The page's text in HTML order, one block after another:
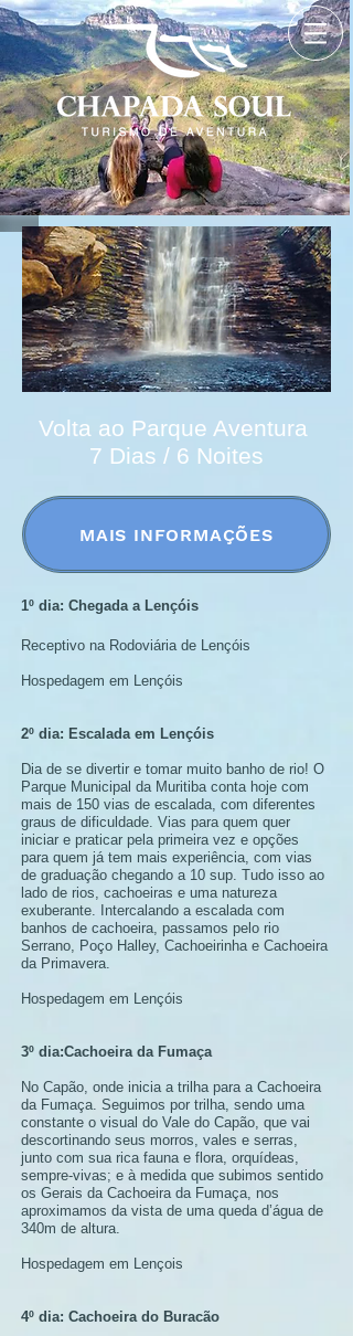
Volta ao Parque Aventura
7 Dias / 6 Noites
MAIS INFORMAÇÕES
1º dia: Chegada a Lençóis
Receptivo na Rodoviária de Lençóis
Hospedagem em Lençóis
2º dia: Escalada em Lençóis
Dia de se divertir e tomar muito banho de rio! O
Parque Municipal da Muritiba conta hoje com
mais de 150 vias de escalada, com diferentes
graus de dificuldade. Vias para quem quer
iniciar e praticar pela primeira vez e opções
para quem já tem mais experiência, com vias
de graduação chegando a 10 sup. Tudo isso ao
lado de rios, cachoeiras e uma natureza
exuberante. Intercalando a escalada com
banhos de cachoeira, passamos pelo rio
Serrano, Poço Halley, Cachoeirinha e Cachoeira
da Primavera.
Hospedagem em Lençóis
3º dia:Cachoeira da Fumaça
No Capão, onde inicia a trilha para a Cachoeira
da Fumaça. Seguimos por trilha, sendo uma
constante o visual do Vale do Capão, que vai
descortinando seus morros, vales e serras,
junto com sua rica fauna e flora, orquídeas,
sempre-vivas; e à medida que subimos sentido
os Gerais da Cachoeira da Fumaça, nos
aproximamos da vista de uma queda d’água de
340m de altura.
Hospedagem em Lençois
4º dia: Cachoeira do Buracão